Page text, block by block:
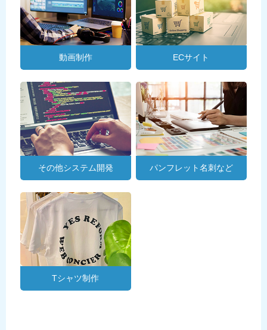
動画制作 ECサイト
その他システム開発 パンフレット名刺など
Tシャツ制作